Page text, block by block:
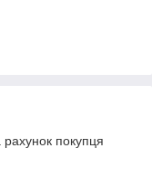
покупця